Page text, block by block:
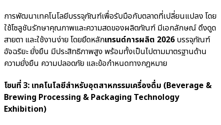
การพัฒนาเทคโนโลยีบรรจุภัณฑ์เพื่อรับมือกับตลาดที่เปลี่ยนแปลง โดย
ใช้โซลูชันรักษาคุณภาพและความสดของผลิตภัณฑ์ มีเอกลักษณ์ ดึงดูด
สายตา และใช้งานง่าย โดยยึดหลักเทรนด์การผลิต 2026 บรรจุภัณฑ์
อัจฉริยะ ยั่งยืน มีประสิทธิภาพสูง พร้อมทั้งเป็นไปตามมาตรฐานด้าน
ความยั่งยืน ความปลอดภัย และข้อกำหนดทางกฎหมาย
โซนที่ 3: เทคโนโลยีสำหรับอุตสาหกรรมเครื่องดื่ม (Beverage &
Brewing Processing & Packaging Technology
Exhibition)